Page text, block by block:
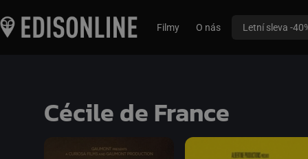
Filmy O nás Letní sleva -
Cécile de France